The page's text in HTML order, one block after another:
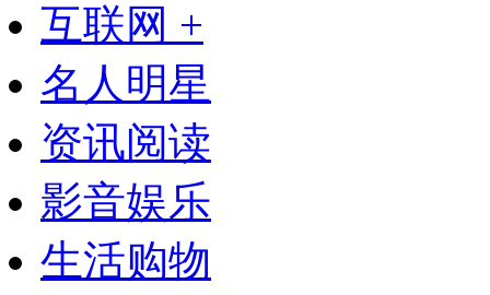
互联网 +
名人明星
资讯阅读
影音娱乐
生活购物